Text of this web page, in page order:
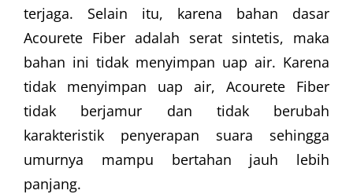
terjaga. Selain itu, karena bahan dasar
Acourete Fiber adalah serat sintetis, maka
bahan ini tidak menyimpan uap air. Karena
tidak menyimpan uap air, Acourete Fiber
tidak berjamur dan tidak berubah
karakteristik penyerapan suara sehingga
umurnya mampu bertahan jauh lebih
panjang.